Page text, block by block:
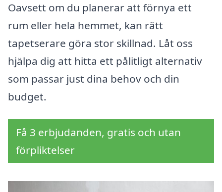
Oavsett om du planerar att förnya ett
rum eller hela hemmet, kan rätt
tapetserare göra stor skillnad. Låt oss
hjälpa dig att hitta ett pålitligt alternativ
som passar just dina behov och din
budget.
Få 3 erbjudanden, gratis och utan
förpliktelser